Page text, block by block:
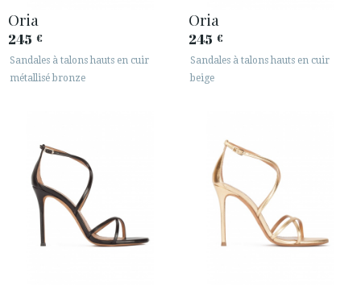
ACCÈS À MA COMMANDE
ENGLISH
PAYS: DANMARK
· SERVICE CLIENT
Oria
245 €
Sandales à talons hauts en cuir
métallisé bronze
Oria
245 €
Sandales à talons hauts en cuir
beige